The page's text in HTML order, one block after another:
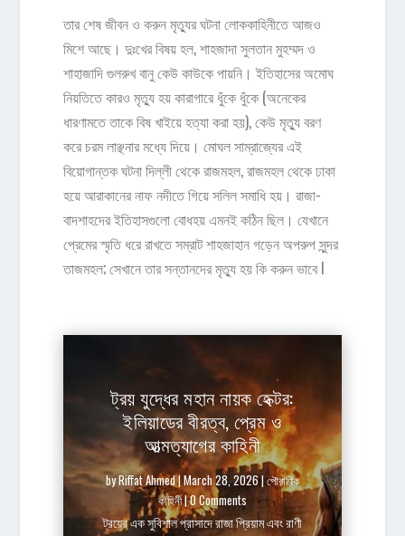
তার শেষ জীবন ও করুন মৃত্যুর ঘটনা লোককাহিনীতে আজও
মিশে আছে। দুঃখের বিষয় হল, শাহজাদা সুলতান মুহম্মদ ও
শাহাজাদি গুলরুখ বানু কেউ কাউকে পায়নি। ইতিহাসের অমোঘ
নিয়তিতে কারও মৃত্যু হয় কারাগারে ধুঁকে ধুঁকে (অনেকের
ধারণামতে তাকে বিষ খাইয়ে হত্যা করা হয়), কেউ মৃত্যু বরণ
করে চরম লাঞ্ছনার মধ্যে দিয়ে। মোঘল সাম্রাজ্যের এই
বিয়োগান্তক ঘটনা দিল্লী থেকে রাজমহল, রাজমহল থেকে ঢাকা
হয়ে আরাকানের নাফ নদীতে গিয়ে সলিল সমাধি হয়। রাজা-
বাদশাহদের ইতিহাসগুলো বোধহয় এমনই কঠিন ছিল। যেখানে
প্রেমের স্মৃতি ধরে রাখতে সম্রাট শাহজাহান গড়েন অপরুপ সুন্দর
তাজমহল; সেখানে তার সন্তানদের মৃত্যু হয় কি করুন ভাবে l
ট্রয় যুদ্ধের মহান নায়ক হেক্টর:
ইলিয়াডের বীরত্ব, প্রেম ও
আত্মত্যাগের কাহিনী
byRiffat Ahmed|March 28, 2026|পৌরাণিক
কাহিনী| 0 Comments
ট্রয়ের এক সুবিশাল প্রাসাদে রাজা প্রিয়াম এবং রাণী